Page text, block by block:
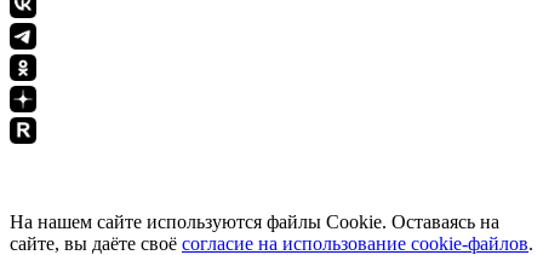
На нашем сайте используются файлы Cookie. Оставаясь на
сайте, вы даёте своё согласие на использование cookie-файлов.